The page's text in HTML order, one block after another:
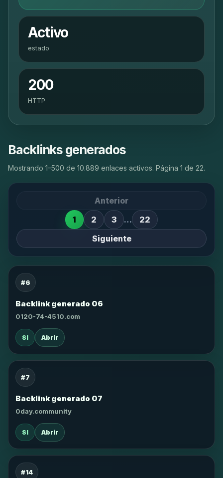
Activo
estado
200
HTTP
Backlinks generados
Mostrando 1–500 de 10.889 enlaces activos. Página 1 de 22.
Anterior
1
2 3 …
22
Siguiente
#6
Backlink generado 06
0120-74-4510.com
SI Abrir
#7
Backlink generado 07
0day.community
SI Abrir
#14